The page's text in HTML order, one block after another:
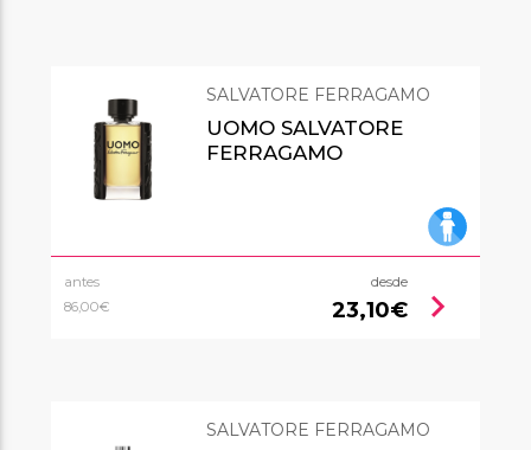
SALVATORE FERRAGAMO
UOMO SALVATORE
FERRAGAMO
antes
86,00€
desde
23,10€ chevron_right
SALVATORE FERRAGAMO